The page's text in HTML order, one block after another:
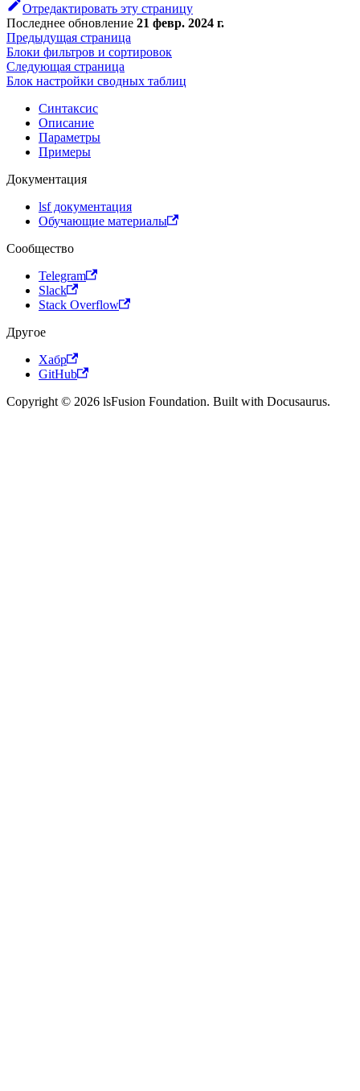
Отредактировать эту страницу
Последнее обновление 21 февр. 2024 г.
Предыдущая страница
Блоки фильтров и сортировок
Следующая страница
Блок настройки сводных таблиц
Синтаксис
Описание
Параметры
Примеры
Документация
lsf документация
Обучающие материалы
Сообщество
Telegram
Slack
Stack Overflow
Другое
Хабр
GitHub
Copyright © 2026 lsFusion Foundation. Built with Docusaurus.